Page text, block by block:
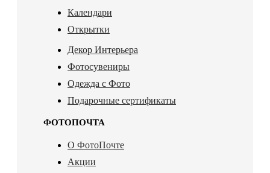
Календари
Открытки
Декор Интерьера
Фотосувениры
Одежда с Фото
Подарочные сертификаты
ФОТОПОЧТА
О ФотоПочте
Акции